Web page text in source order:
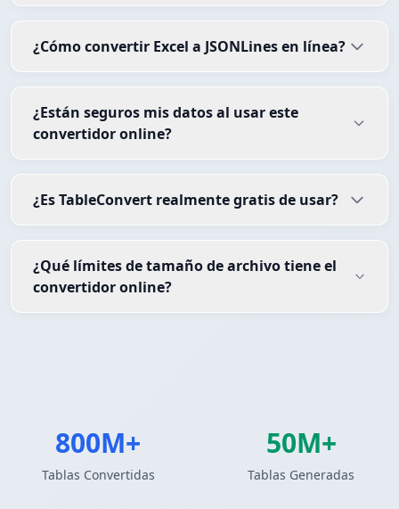
¿Cómo convertir Excel a JSONLines en línea?
¿Están seguros mis datos al usar este
convertidor online?
¿Es TableConvert realmente gratis de usar?
¿Qué límites de tamaño de archivo tiene el
convertidor online?
800M+
Tablas Convertidas
50M+
Tablas Generadas